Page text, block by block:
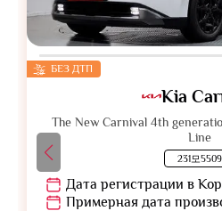
БЕЗ ДТП
Kia
The New Carnival 4th
Line
231모5509
Дата регистрации в
Примерная дата